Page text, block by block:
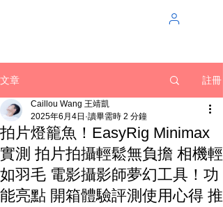
文章 註冊
拍片燈籠魚！EasyRig Minimax
實測 拍片拍攝輕鬆無負擔 相機輕
如羽毛 電影攝影師夢幻工具！功
能亮點 開箱體驗評測使用心得 推
Caillou Wang 王靖凱
2025年6月4日 讀畢需時 2 分鐘